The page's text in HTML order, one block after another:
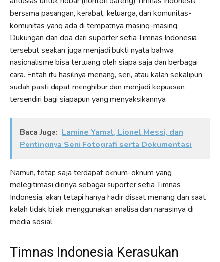
bersama pasangan, kerabat, keluarga, dan komunitas-
komunitas yang ada di tempatnya masing-masing.
Dukungan dan doa dari suporter setia Timnas Indonesia
tersebut seakan juga menjadi bukti nyata bahwa
nasionalisme bisa tertuang oleh siapa saja dan berbagai
cara. Entah itu hasilnya menang, seri, atau kalah sekalipun
sudah pasti dapat menghibur dan menjadi kepuasan
tersendiri bagi siapapun yang menyaksikannya.
Baca Juga: Lamine Yamal, Lionel Messi, dan
Pentingnya Seni Fotografi serta Dokumentasi
Namun, tetap saja terdapat oknum-oknum yang
melegitimasi dirinya sebagai suporter setia Timnas
Indonesia, akan tetapi hanya hadir disaat menang dan saat
kalah tidak bijak menggunakan analisa dan narasinya di
media sosial.
Timnas Indonesia Kerasukan